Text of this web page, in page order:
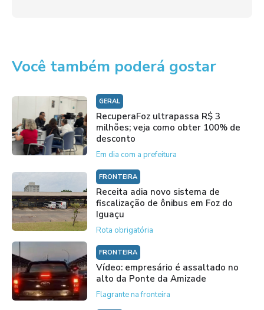
Você também poderá gostar
GERAL
RecuperaFoz ultrapassa R$ 3
milhões; veja como obter 100% de
desconto
Em dia com a prefeitura
FRONTEIRA
Receita adia novo sistema de
fiscalização de ônibus em Foz do
Iguaçu
Rota obrigatória
FRONTEIRA
Vídeo: empresário é assaltado no
alto da Ponte da Amizade
Flagrante na fronteira